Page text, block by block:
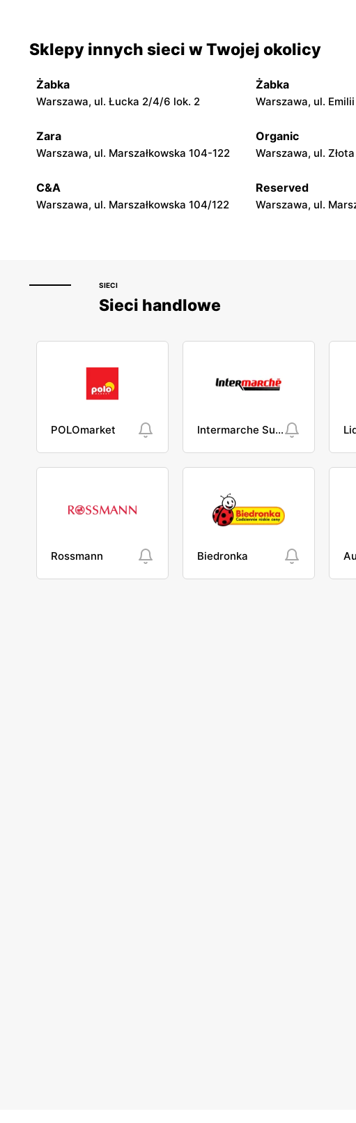
4F
Zakroczymska 8
4F
Grójec al. Niepodległości 2 Żyrardów, ul.
Warka, ul. Senatorska 5B Garwolin, ul. Trakt
Sklepy innych sieci w Twojej okolicy
Żabka
Warszawa, ul. Łucka 2/4/6 lok. 2
Żabka
Warszawa, ul.
Zara
Warszawa, ul. Marszałkowska 104-122
Organic
Warszawa, ul.
C&A
Warszawa, ul. Marszałkowska 104/122
Reserved
Warszawa, ul.
SIECI
Sieci handlowe
POLOmarket Intermarche Super
Rossmann Biedronka